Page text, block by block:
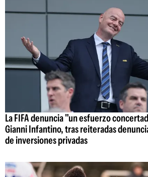
La FIFA denuncia "un esfuerzo
Gianni Infantino, tras reiteradas
de inversiones privadas